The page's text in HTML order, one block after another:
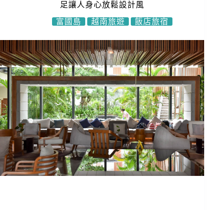
足讓人身心放鬆設計風
富國島
越南旅遊 飯店旅宿